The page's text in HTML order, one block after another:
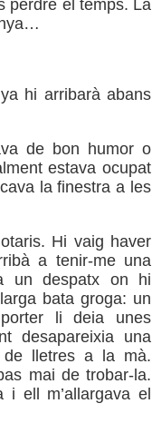
perdre el temps. La
hi arribarà abans
de bon humor o
estava ocupat
la finestra a les
Hi vaig haver
a tenir-me una
un despatx on hi
bata groga: un
li deia unes
desapareixia una
lletres a la mà.
mai de trobar-la.
ell m’allargava el